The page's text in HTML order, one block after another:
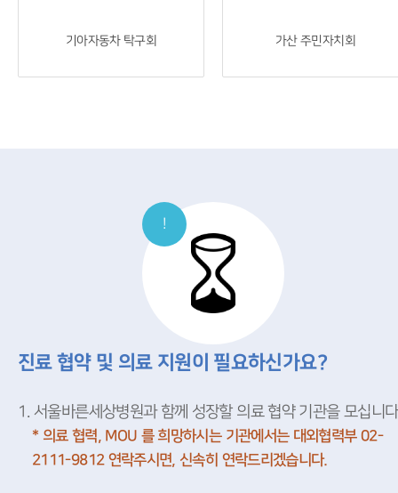
기아자동차 탁구회 가산 주민자치회
!
진료 협약 및 의료 지원이 필요하신가요?
1. 서울바른세상병원과 함께 성장할 의료 협약 기관을 모십니
* 의료 협력, MOU 를 희망하시는 기관에서는 대외협력부 02-
2111-9812 연락주시면, 신속히 연락드리겠습니다.